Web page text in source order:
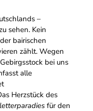
–
sehen. Kein
bairischen
zählt. Wegen
bei uns
alle
Herzstück des
für den